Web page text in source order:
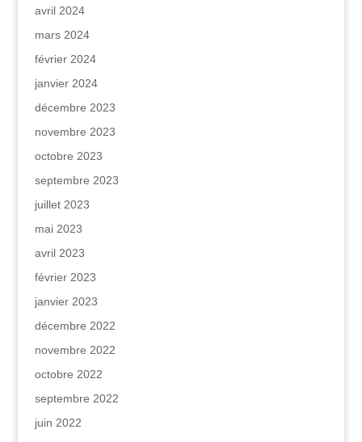
avril 2024
mars 2024
février 2024
janvier 2024
décembre 2023
novembre 2023
octobre 2023
septembre 2023
juillet 2023
mai 2023
avril 2023
février 2023
janvier 2023
décembre 2022
novembre 2022
octobre 2022
septembre 2022
juin 2022